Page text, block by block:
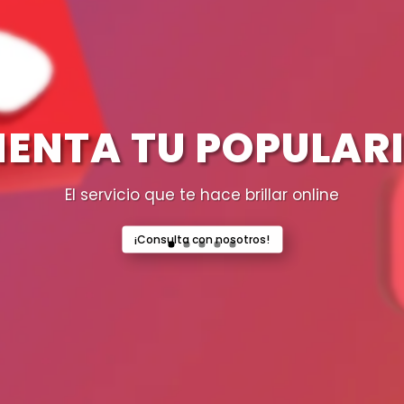
TU
El servicio que te hace brillar online
¡Consulta con nosotros!